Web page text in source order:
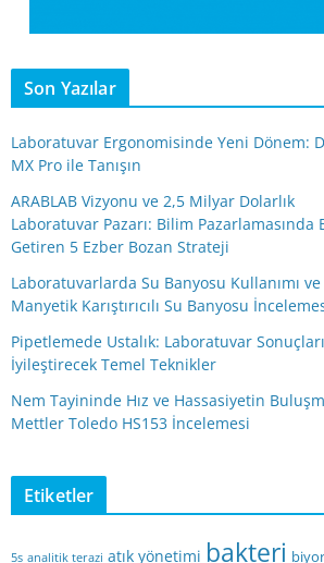
Son Yazılar
Laboratuvar Ergonomisinde Yeni Dönem:
MX Pro ile Tanışın
ARABLAB Vizyonu ve 2,5 Milyar Dolarlık
Laboratuvar Pazarı: Bilim Pazarlamasında
Getiren 5 Ezber Bozan Strateji
Laboratuvarlarda Su Banyosu Kullanımı ve
Manyetik Karıştırıcılı Su Banyosu
Pipetlemede Ustalık: Laboratuvar
İyileştirecek Temel Teknikler
Nem Tayininde Hız ve Hassasiyetin
Mettler Toledo HS153 İncelemesi
Etiketler
5s analitik terazi atık yönetimi bakteri